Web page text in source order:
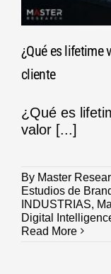
¿Qué es lifetime
cliente
¿Qué es
valor [...]
By Master
Estudios de
INDUSTRIAS,
Digital
Read More